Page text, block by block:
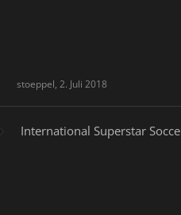
stoeppel, 2. Juli 2018
International Superstar